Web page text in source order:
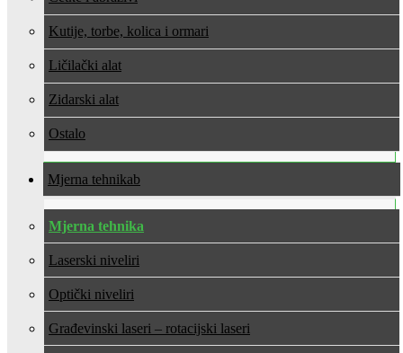
Kutije, torbe, kolica i ormari
Ličilački alat
Zidarski alat
Ostalo
Mjerna tehnika
Mjerna tehnika
Laserski niveliri
Optički niveliri
Građevinski laseri – rotacijski laseri